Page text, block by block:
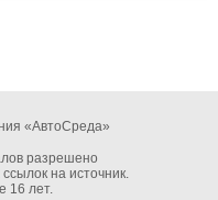
«АвтоСреда»
разрешено
на источник.
16 лет.